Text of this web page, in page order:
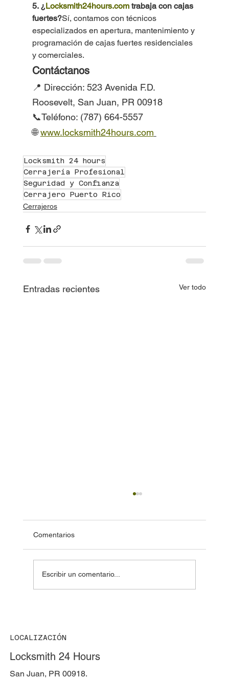
5. ¿Locksmith24hours.com trabaja con cajas
fuertes?Sí, contamos con técnicos
especializados en apertura, mantenimiento y
programación de cajas fuertes residenciales
y comerciales.
Contáctanos
📍 Dirección: 523 Avenida F.D.
Roosevelt, San Juan, PR 00918
📞Teléfono: (787) 664-5557
🌐 www.locksmith24hours.com
Locksmith 24 hours
Cerrajería Profesional
Seguridad y Confianza
Cerrajero Puerto Rico
Cerrajeros
Entradas recientes Ver todo
de auto y abrir una caja fuerte
Comentarios
Escribir un comentario...
LOCALIZACIÓN
Locksmith 24 Hours
San Juan, PR 00918.